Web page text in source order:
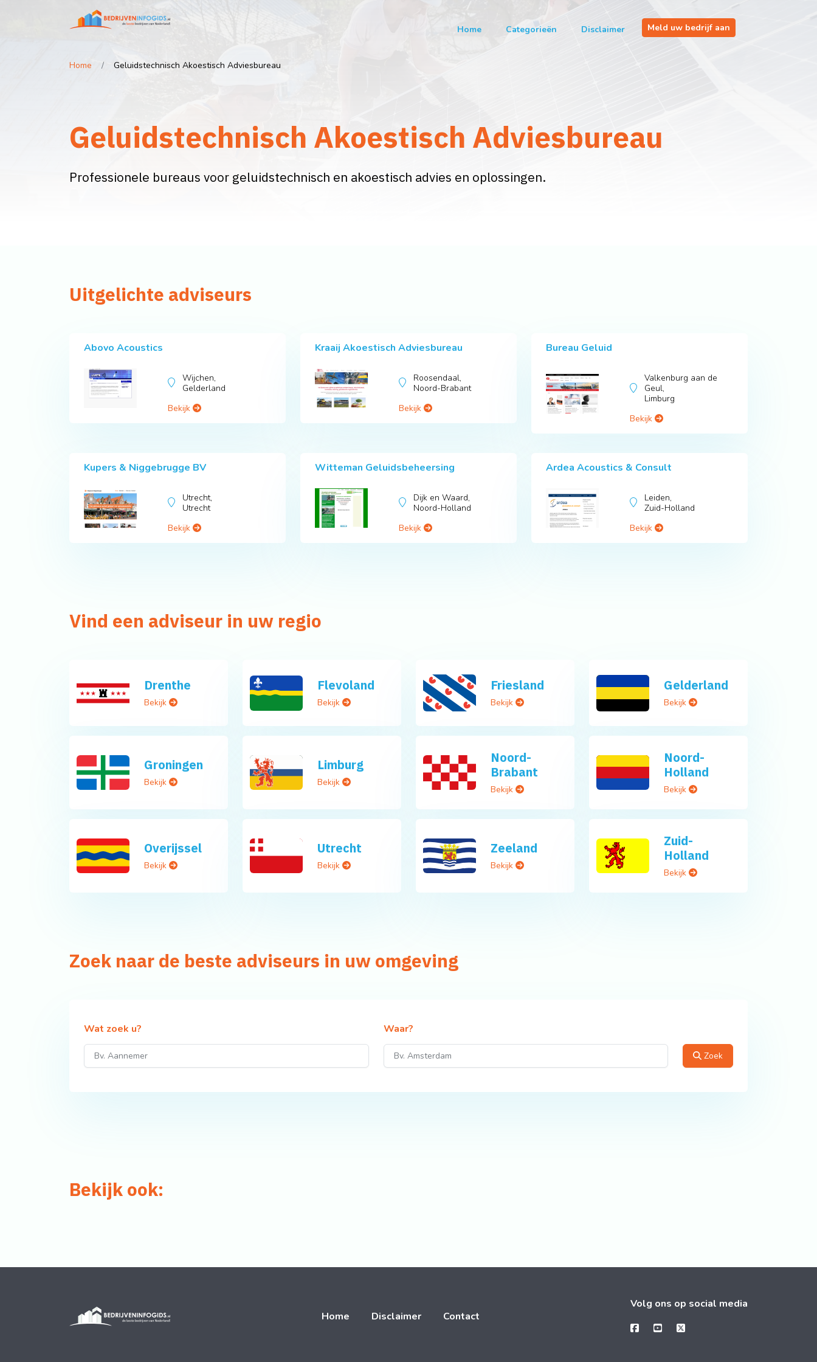
Home Categorieën Disclaimer Meld uw bedrijf aan
Home Geluidstechnisch Akoestisch Adviesbureau
Geluidstechnisch Akoestisch Adviesbureau
Professionele bureaus voor geluidstechnisch en akoestisch advies en oplossingen.
Uitgelichte adviseurs
Abovo Acoustics
Wijchen,
Gelderland
Bekijk
Kraaij Akoestisch Adviesbureau
Roosendaal,
Noord-Brabant
Bekijk
Bureau Geluid
Valkenburg aan de
Geul,
Limburg
Bekijk
Kupers & Niggebrugge BV
Utrecht,
Utrecht
Bekijk
Witteman Geluidsbeheersing
Dijk en Waard,
Noord-Holland
Bekijk
Ardea Acoustics & Consult
Leiden,
Zuid-Holland
Bekijk
Vind een adviseur in uw regio
Drenthe
Bekijk
Flevoland
Bekijk
Friesland
Bekijk
Gelderland
Bekijk
Groningen
Bekijk
Limburg
Bekijk
Noord-
Brabant
Bekijk
Noord-
Holland
Bekijk
Overijssel
Bekijk
Utrecht
Bekijk
Zeeland
Bekijk
Zuid-
Holland
Bekijk
Zoek naar de beste adviseurs in uw omgeving
Wat zoek u? Waar?
Zoek
Bekijk ook:
Home Disclaimer Contact
Volg ons op social media